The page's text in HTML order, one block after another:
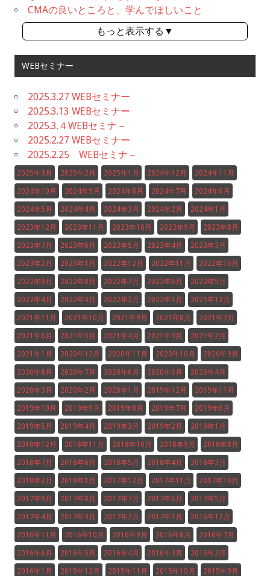
CMAの良いところと、学んでほしいこと
もっと表示する▼
WEBセミナー
2025.3.27 WEBセミナー
2025.3.13 WEBセミナー
2025.3.４WEBセミナ－
2025.2.27 WEBセミナー
2025.2.25 WEBセミナ－
2025年3月 2025年2月 2025年1月 2024年12月 2024年11月
2024年10月 2024年9月 2024年8月 2024年7月 2024年6月
2024年5月 2024年4月 2024年3月 2024年2月 2024年1月
2023年12月 2023年11月 2023年10月 2023年9月 2023年8月
2023年7月 2023年6月 2023年5月 2023年4月 2023年3月
2023年2月 2023年1月 2022年12月 2022年11月 2022年10月
2022年9月 2022年8月 2022年7月 2022年6月 2022年5月
2022年4月 2022年3月 2022年2月 2022年1月 2021年12月
2021年11月 2021年10月 2021年9月 2021年8月 2021年7月
2021年6月 2021年5月 2021年4月 2021年3月 2021年2月
2021年1月 2020年12月 2020年11月 2020年10月 2020年9月
2020年8月 2020年7月 2020年6月 2020年5月 2020年4月
2020年3月 2020年2月 2020年1月 2019年12月 2019年11月
2019年10月 2019年9月 2019年8月 2019年7月 2019年6月
2019年5月 2019年4月 2019年3月 2019年2月 2019年1月
2018年12月 2018年11月 2018年10月 2018年9月 2018年8月
2018年7月 2018年6月 2018年5月 2018年4月 2018年3月
2018年2月 2018年1月 2017年12月 2017年11月 2017年10月
2017年9月 2017年8月 2017年7月 2017年6月 2017年5月
2017年4月 2017年3月 2017年2月 2017年1月 2016年12月
2016年11月 2016年10月 2016年9月 2016年8月 2016年7月
2016年6月 2016年5月 2016年4月 2016年3月 2016年2月
2016年1月 2015年12月 2015年11月 2015年10月 2015年9月